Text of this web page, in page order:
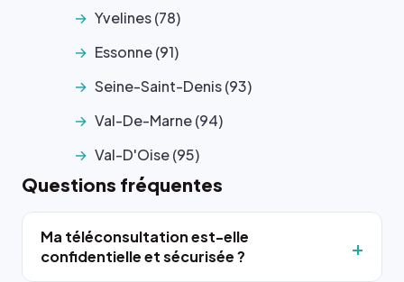
Yvelines (78)
Essonne (91)
Seine-Saint-Denis (93)
Val-De-Marne (94)
Val-D'Oise (95)
Questions fréquentes
Ma téléconsultation est-elle
confidentielle et sécurisée ?